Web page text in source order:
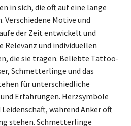
in sich, die oft auf eine lange
Verschiedene Motive und
der Zeit entwickelt und
und individuellen
die sie tragen. Beliebte Tattoo-
Schmetterlinge und das
für unterschiedliche
Erfahrungen. Herzsymbole
während Anker oft
stehen. Schmetterlinge